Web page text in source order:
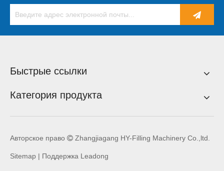
Быстрые ссылки
Категория продукта
Авторское право  Zhangjiagang HY-Filling Machinery Co.,ltd.
Sitemap | Поддержка Leadong